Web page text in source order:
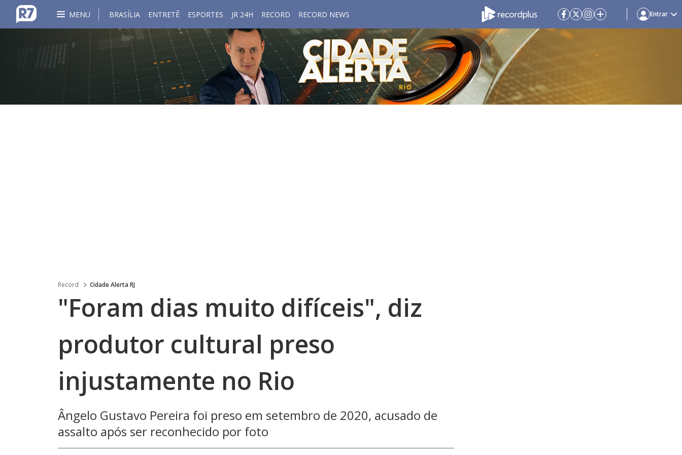
MENU BRASÍLIA ENTRETÊ ESPORTES JR 24H RECORD RECORD NEWS Entrar
Record Cidade Alerta RJ
"Foram dias muito difíceis", diz
produtor cultural preso
injustamente no Rio
Ângelo Gustavo Pereira foi preso em setembro de 2020, acusado de
assalto após ser reconhecido por foto